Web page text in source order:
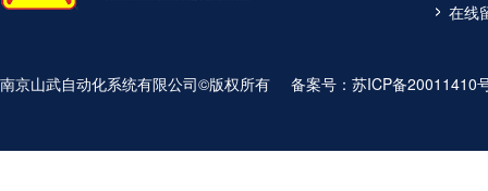
在线
南京山武自动化系统有限公司©版权所有 备案号： 苏ICP备20011410